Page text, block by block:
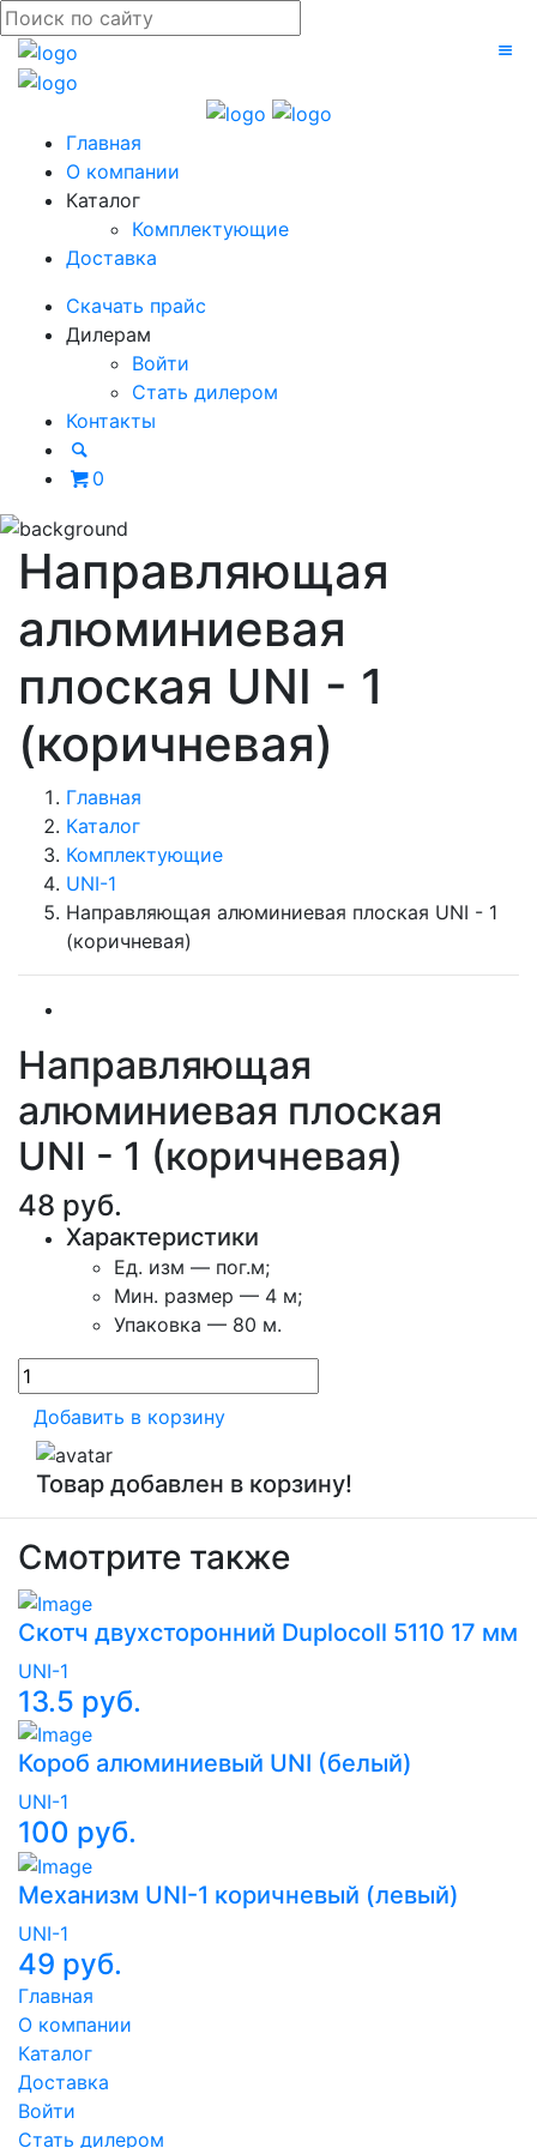
Главная
О компании
Каталог
Комплектующие
Доставка
Скачать прайс
Дилерам
Войти
Стать дилером
Контакты
0
Направляющая
алюминиевая
плоская UNI - 1
(коричневая)
Главная
Каталог
Комплектующие
UNI-1
Направляющая алюминиевая плоская UNI - 1
(коричневая)
Направляющая
алюминиевая плоская
UNI - 1 (коричневая)
48 руб.
Характеристики
Ед. изм — пог.м;
Мин. размер — 4 м;
Упаковка — 80 м.
Добавить в корзину
Товар добавлен в корзину!
Смотрите также
Скотч двухсторонний Duplocoll 5110 17 мм
UNI-1
13.5 руб.
Короб алюминиевый UNI (белый)
UNI-1
100 руб.
Механизм UNI-1 коричневый (левый)
UNI-1
49 руб.
Главная
О компании
Каталог
Доставка
Войти
Стать дилером